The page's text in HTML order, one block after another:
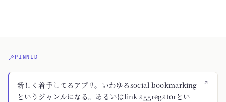
PINNED
↗
新しく着手してるアプリ。いわゆるsocial bookmarking
というジャンルになる。あるいはlink aggregatorとい